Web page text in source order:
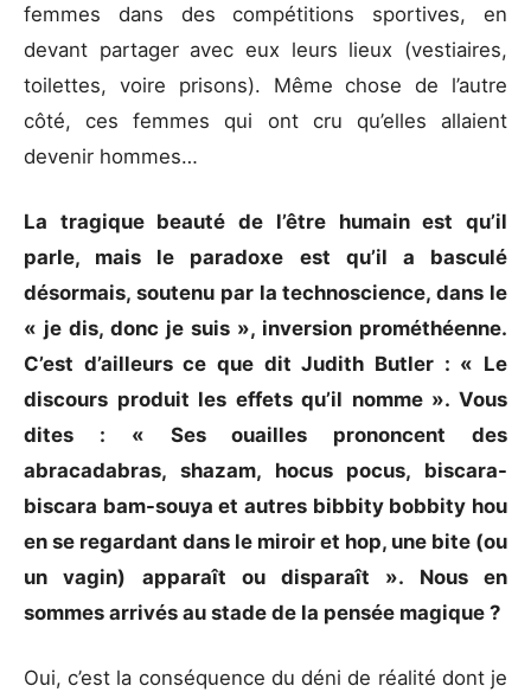
femmes dans des compétitions sportives, en
devant partager avec eux leurs lieux (vestiaires,
toilettes, voire prisons). Même chose de l’autre
côté, ces femmes qui ont cru qu’elles allaient
devenir hommes…
La tragique beauté de l’être humain est qu’il
parle, mais le paradoxe est qu’il a basculé
désormais, soutenu par la technoscience, dans le
« je dis, donc je suis », inversion prométhéenne.
C’est d’ailleurs ce que dit Judith Butler : « Le
discours produit les effets qu’il nomme ». Vous
dites : « Ses ouailles prononcent des
abracadabras, shazam, hocus pocus, biscara-
biscara bam-souya et autres bibbity bobbity hou
en se regardant dans le miroir et hop, une bite (ou
un vagin) apparaît ou disparaît ». Nous en
sommes arrivés au stade de la pensée magique ?
Oui, c’est la conséquence du déni de réalité dont je